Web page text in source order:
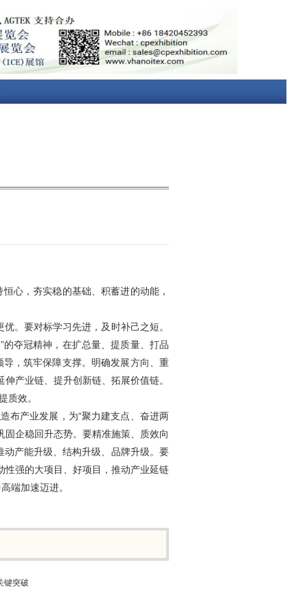
心，夯实稳的基础、积蓄进的动能，
。要对标学习先进，及时补己之短。
夺冠精神，在扩总量、提质量、打品
，筑牢保障支撑。明确发展方向、重
产业链、提升创新链、拓展价值链。
质效。
布产业发展，为“聚力建支点、奋进两
企稳回升态势。要精准施策、质效向
动产能升级、结构升级、品牌升级。要
性强的大项目、好项目，推动产业延链
端加速迈进。
键突破